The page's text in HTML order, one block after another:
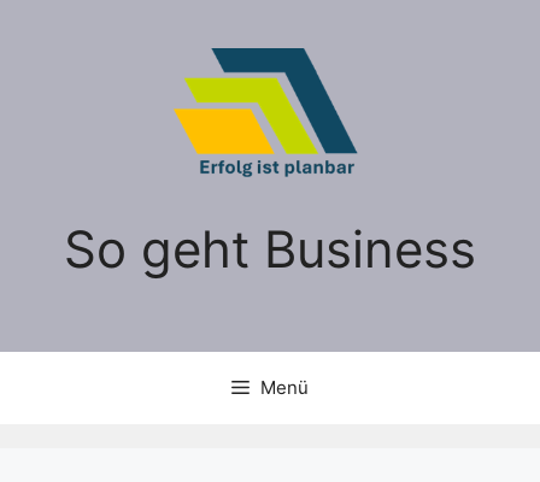
So geht Business
Menü